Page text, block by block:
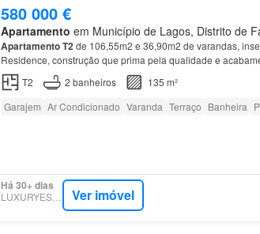
580 000 €
Apartamento em Município de Lagos, Distrito de
ApartamentoT2de 106,55m2 e 36,90m2 de varandas,
Residence, construção que prima pela qualidade e
eléctricos - Porta interiores lacadas em branco mate -
T2 2 banheiros
135 m²
Garajem Ar Condicionado Varanda Terraço Banheira
Há 30+ dias
LUXURYESTATE Ver imóvel